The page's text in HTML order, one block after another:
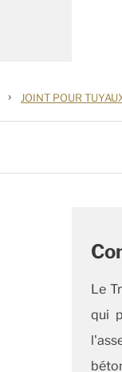
› JOINT POUR
Le
qui